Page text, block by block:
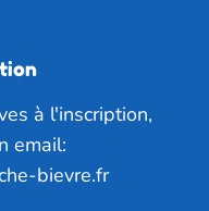
à l'inscription,
email:
bievre.fr